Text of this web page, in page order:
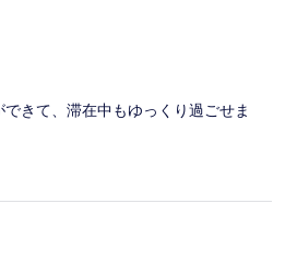
きて、滞在中もゆっくり過ごせま